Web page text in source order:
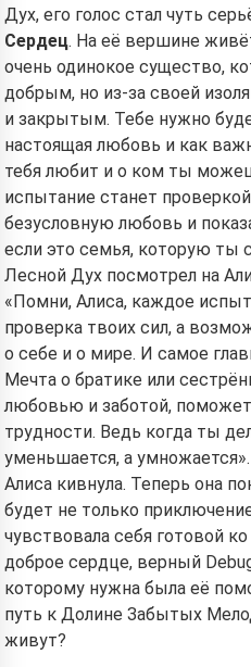
Дух, его голос стал чуть
Сердец. На её вершине
очень одинокое существо,
добрым, но из-за своей
и закрытым. Тебе нужно
настоящая любовь и как
тебя любит и о ком ты
испытание станет
безусловную любовь и
если это семья, которую ты
Лесной Дух посмотрел на
«Помни, Алиса, каждое
проверка твоих сил, а
о себе и о мире. И самое
Мечта о братике или
любовью и заботой,
трудности. Ведь когда ты
уменьшается, а умножается».
Алиса кивнула. Теперь она
будет не только
чувствовала себя готовой
доброе сердце, верный
которому нужна была её
путь к Долине Забытых
живут?